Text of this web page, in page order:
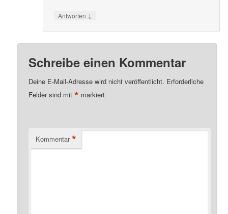
Antworten ↓
Schreibe einen Kommentar
Deine E-Mail-Adresse wird nicht veröffentlicht. Erforderliche
Felder sind mit* markiert
Kommentar *